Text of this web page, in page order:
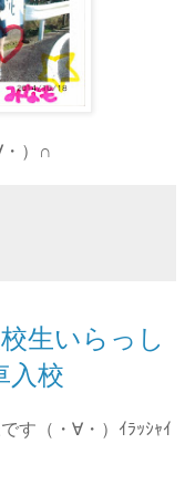
・）∩
生いらっし
入校
す（・∀・）ｲﾗｯｼｬｲ